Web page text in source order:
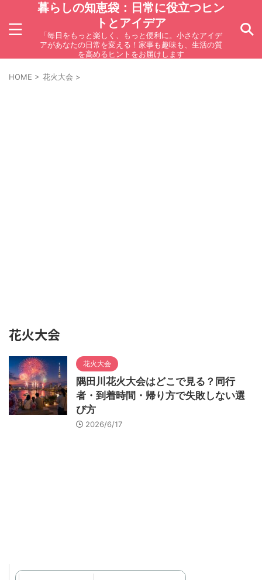
暮らしの知恵袋：日常に役立つヒン
トとアイデア
「毎日をもっと楽しく、もっと便利に。小さなアイデ
アがあなたの日常を変える！家事も趣味も、生活の質
を高めるヒントをお届けします
HOME > 花火大会 >
花火大会
花火大会
隅田川花火大会はどこで見る？同行
者・到着時間・帰り方で失敗しない選
び方
2026/6/17